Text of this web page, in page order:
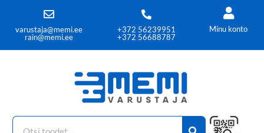
varustaja@memi.ee
rain@memi.ee
+372 56239951
+372 56688787
Minu konto